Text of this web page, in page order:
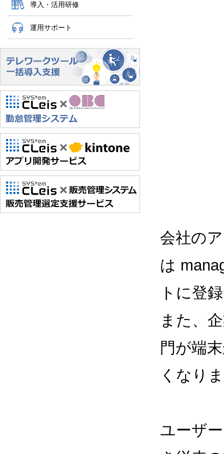
導入・活用研修
運用サポート
会社の
は
トに登
また、
門が端
くなり
ユーザ